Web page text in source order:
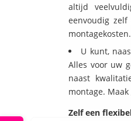
altijd
eenvoudig
montagekosten.
U kunt,
Alles voor uw
naast
montage.
Zelf een